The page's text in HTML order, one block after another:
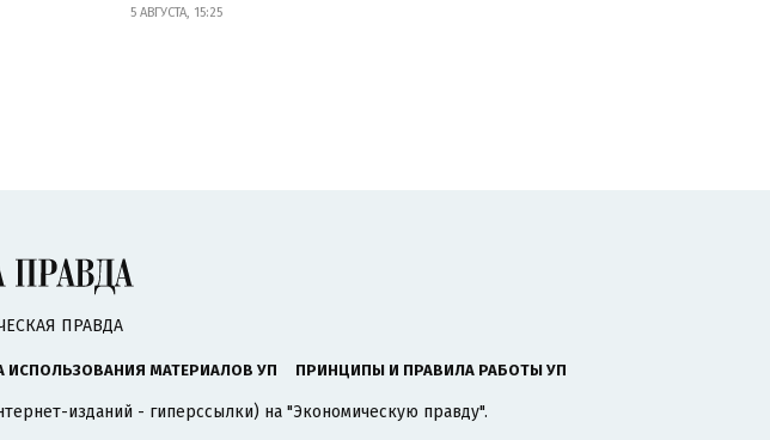
5 АВГУСТА, 15:25
ПРАВДА
ИСПОЛЬЗОВАНИЯ МАТЕРИАЛОВ УП ПРИНЦИПЫ И ПРАВИЛА РАБОТЫ УП
изданий - гиперссылки) на "Экономическую правду".